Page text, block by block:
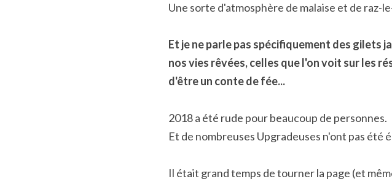
Une sorte d'atmosphère de malaise et de raz-
Et je ne parle pas spécifiquement des gilets
nos vies rêvées, celles que l'on voit sur les
d'être un conte de fée...
2018 a été rude pour beaucoup de personnes.
Et de nombreuses Upgradeuses n'ont pas été
Il était grand temps de tourner la page (et